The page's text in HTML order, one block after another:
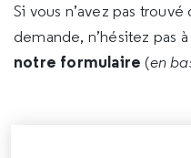
Si vous n’avez pas
demande, n’hésitez pas à
notre formulaire (en